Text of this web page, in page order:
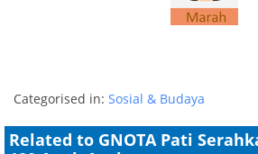
Categorised in: Sosial & Budaya
Related to GNOTA Pati